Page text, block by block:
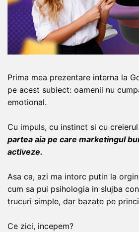
Prima mea prezentare interna la
pe acest subiect: oamenii nu
emotional.
Cu impuls, cu instinct si cu
partea aia pe care marketingul
activeze.
Asa ca, azi ma intorc putin la
cum sa pui psihologia in slujba
trucuri simple, dar bazate pe
Ce zici, incepem?